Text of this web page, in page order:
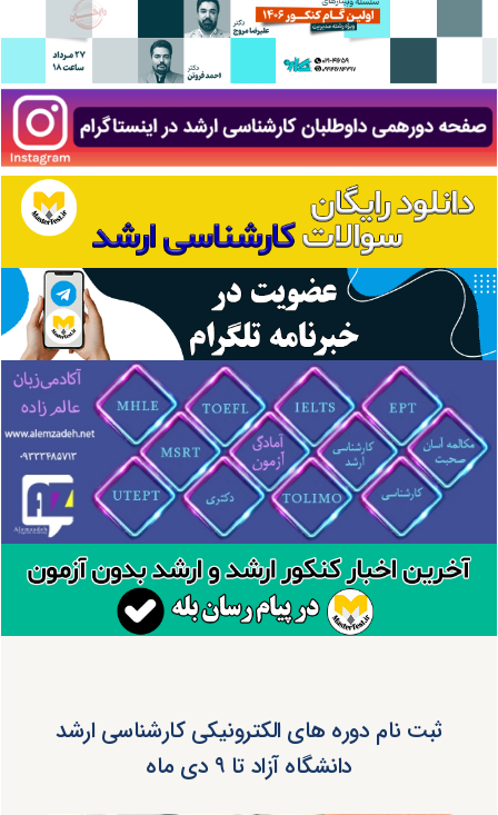
ثبت نام دوره های الکترونیکی کارشناسی ارشد
دانشگاه آزاد تا ۹ دی ماه